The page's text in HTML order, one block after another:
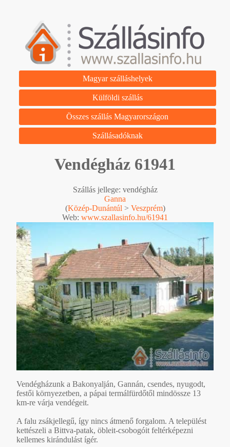
Magyar szálláshelyek
Külföldi szállás
Összes szállás Magyarországon
Szállásadóknak
Vendégház 61941
Szállás jellege: vendégház
Ganna
(Közép-Dunántúl > Veszprém)
Web: www.szallasinfo.hu/61941
Vendégházunk a Bakonyalján, Gannán, csendes, nyugodt,
festői környezetben, a pápai termálfürdőtől mindössze 13
km-re várja vendégeit.
A falu zsákjellegű, így nincs átmenő forgalom. A települést
kettészeli a Bittva-patak, öbleit-csobogóit feltérképezni
kellemes kirándulást ígér.